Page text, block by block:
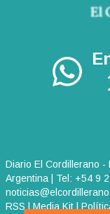
Diario El Cordillerano -
Argentina | Tel: +54 9
RSS
Media Kit